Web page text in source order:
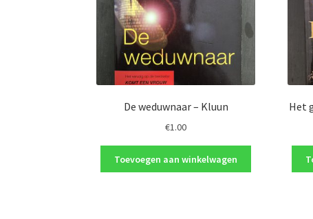
De weduwnaar – Kluun
€1.00
Toevoegen aan winkelwagen
Het